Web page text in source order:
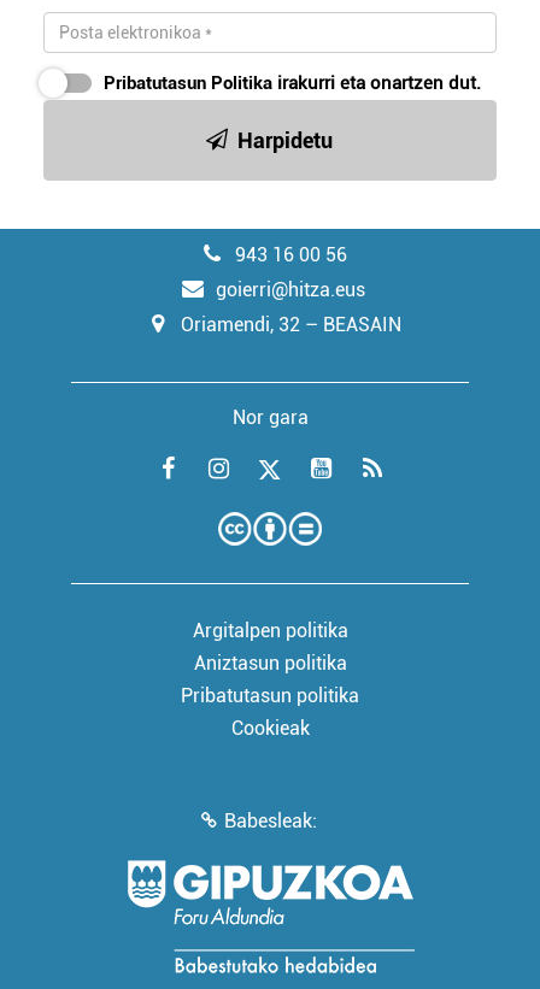
Pribatutasun Politika irakurri eta onartzen dut.
Harpidetu
943 16 00 56
goierri@hitza.eus
Oriamendi, 32 – BEASAIN
Nor gara
Argitalpen politika
Aniztasun politika
Pribatutasun politika
Cookieak
Babesleak: